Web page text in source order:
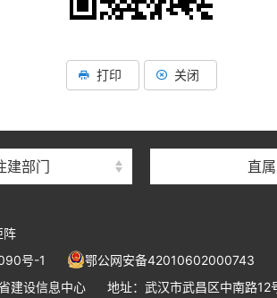
打印 关闭
建部门 直
湖北省建筑
湖北省建设工程
湖北省建设工程
湖北省城乡
阵
号-1
鄂公网安备42010602000743
建设信息中心 地址：武汉市武昌区中南路12